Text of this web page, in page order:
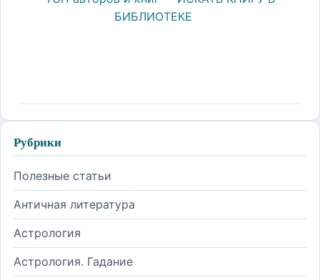
БИБЛИОТЕКЕ
Рубрики
Полезные статьи
Античная литература
Астрология
Астрология. Гадание